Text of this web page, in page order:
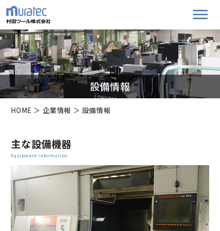
設備情報
HOME ＞ 企業情報 ＞ 設備情報
主な設備機器
Equipment information